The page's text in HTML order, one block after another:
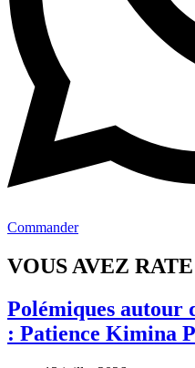
Commander
VOUS AVEZ RATE
Polémiques autour
: Patience Kimina